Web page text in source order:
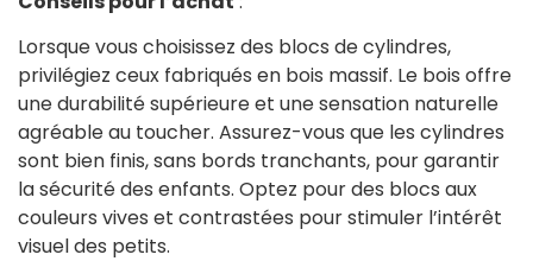
Lorsque vous choisissez des blocs de cylindres,
privilégiez ceux fabriqués en bois massif. Le bois offre
une durabilité supérieure et une sensation naturelle
agréable au toucher. Assurez-vous que les cylindres
sont bien finis, sans bords tranchants, pour garantir
la sécurité des enfants. Optez pour des blocs aux
couleurs vives et contrastées pour stimuler l’intérêt
visuel des petits.